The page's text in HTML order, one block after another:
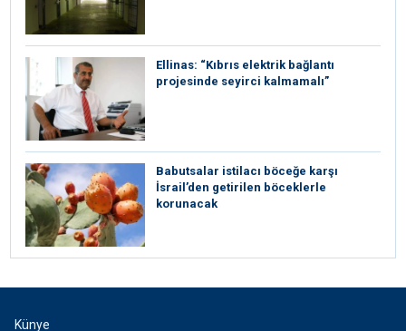
Ellinas: “Kıbrıs elektrik bağlantı
projesinde seyirci kalmamalı”
Babutsalar istilacı böceğe karşı
İsrail’den getirilen böceklerle
korunacak
Künye